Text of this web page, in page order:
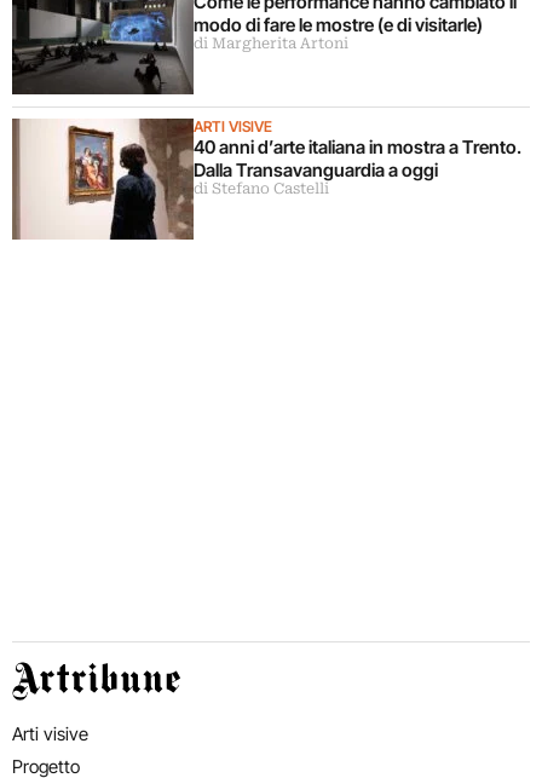
modo di fare le mostre (e di visitarle)
di Margherita Artoni
ARTI VISIVE
40 anni d’arte italiana in mostra a Trento.
Dalla Transavanguardia a oggi
di Stefano Castelli
Artribune
Arti visive
Progetto